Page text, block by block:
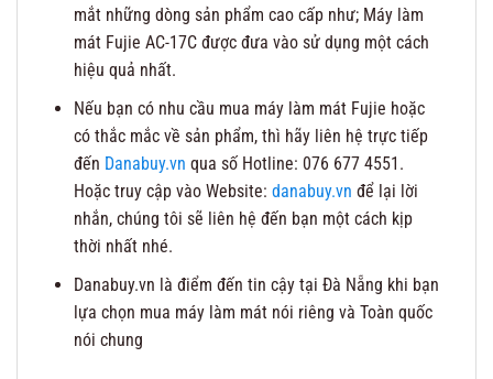
mắt những dòng sản phẩm cao cấp như; Máy làm
mát Fujie AC-17C được đưa vào sử dụng một cách
hiệu quả nhất.
Nếu bạn có nhu cầu mua máy làm mát Fujie hoặc
có thắc mắc về sản phẩm, thì hãy liên hệ trực tiếp
đến Danabuy.vn qua số Hotline: 076 677 4551.
Hoặc truy cập vào Website: danabuy.vn để lại lời
nhắn, chúng tôi sẽ liên hệ đến bạn một cách kịp
thời nhất nhé.
Danabuy.vn là điểm đến tin cậy tại Đà Nẵng khi bạn
lựa chọn mua máy làm mát nói riêng và Toàn quốc
nói chung